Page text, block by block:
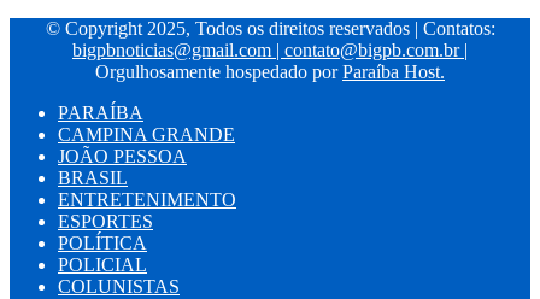
© Copyright 2025, Todos os direitos reservados | Contatos:
bigpbnoticias@gmail.com
contato@bigpb.com.br
Orgulhosamente hospedado porParaíba Host.
PARAÍBA
CAMPINA GRANDE
JOÃO PESSOA
BRASIL
ENTRETENIMENTO
ESPORTES
POLÍTICA
POLICIAL
COLUNISTAS